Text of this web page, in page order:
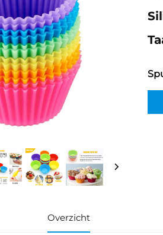
Overzicht